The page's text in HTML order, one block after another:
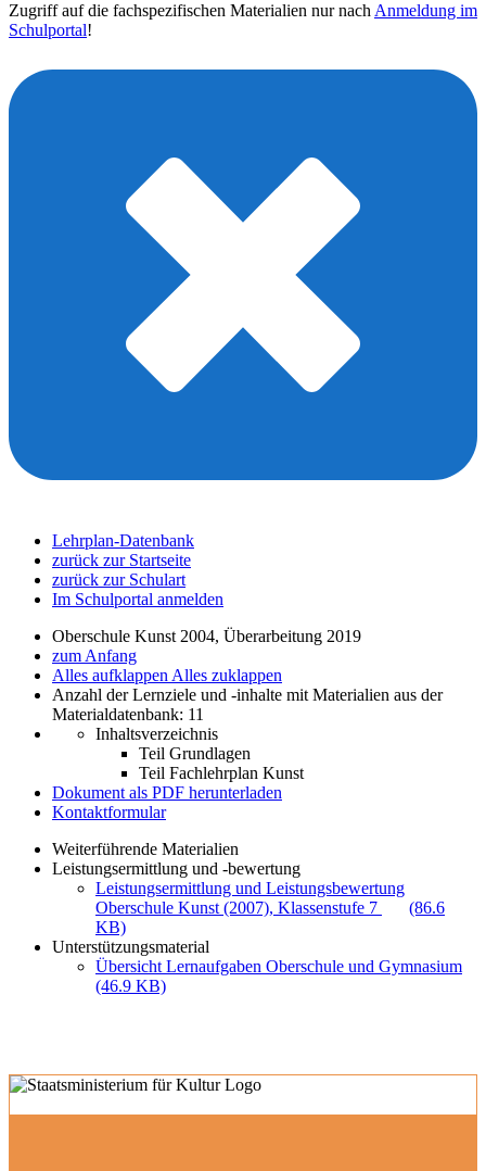
Zugriff auf die fachspezifischen Materialien nur nach Anmeldung im
Schulportal!
Lehrplan-Datenbank
zurück zur Startseite
zurück zur Schulart
Im Schulportal anmelden
Oberschule Kunst 2004, Überarbeitung 2019
zum Anfang
Alles aufklappen Alles zuklappen
Anzahl der Lernziele und -inhalte mit Materialien aus der
Materialdatenbank: 11
Inhaltsverzeichnis
Teil Grundlagen
Teil Fachlehrplan Kunst
Dokument als PDF herunterladen
Kontaktformular
Weiterführende Materialien
Leistungsermittlung und -bewertung
Leistungsermittlung und Leistungsbewertung
Oberschule Kunst (2007), Klassenstufe 7
(86.6
KB)
Unterstützungsmaterial
Übersicht Lernaufgaben Oberschule und Gymnasium
(46.9 KB)